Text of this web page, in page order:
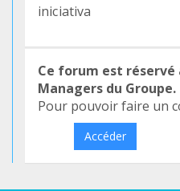
iniciativa
Ce forum est
Managers du Groupe.
Pour pouvoir faire un
Accéder